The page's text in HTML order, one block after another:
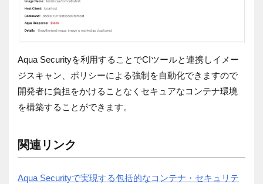
Aqua Securityを利用することでCIツールと連携しイメー
ジスキャン、ポリシーによる強制を自動化できますので
開発者に負担をかけることなくセキュアなコンテナ環境
を構築することができます。
関連リンク
Aqua Securityで実現する包括的なコンテナ・セキュリテ